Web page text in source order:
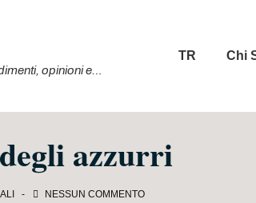
opinioni e…
Menu
TR Chi
azzurri
NESSUN COMMENTO